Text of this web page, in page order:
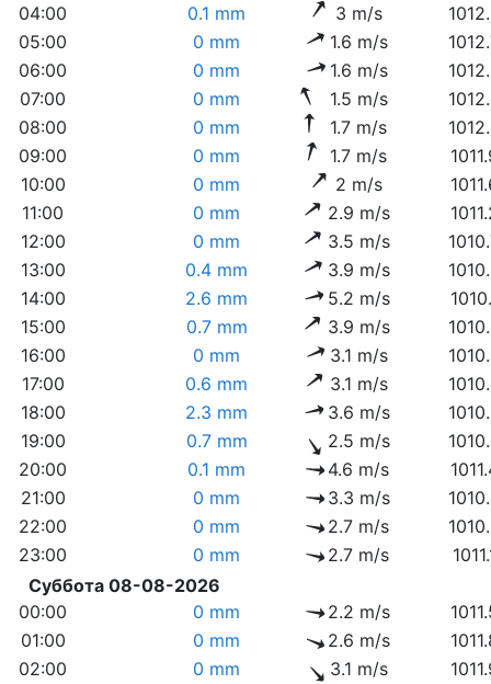
04:00
0.1 mm 3 m/s
05:00
0 mm 1.6 m/s
06:00
0 mm 1.6 m/s
07:00
0 mm 1.5 m/s
08:00
0 mm 1.7 m/s
09:00
0 mm 1.7 m/s
10:00
0 mm 2 m/s
11:00
0 mm 2.9 m/s
12:00
0 mm 3.5 m/s
13:00
0.4 mm 3.9 m/s
14:00
2.6 mm 5.2 m/s
15:00
0.7 mm 3.9 m/s
16:00
0 mm 3.1 m/s
17:00
0.6 mm 3.1 m/s
18:00
2.3 mm 3.6 m/s
19:00
0.7 mm 2.5 m/s
20:00
0.1 mm 4.6 m/s
21:00
0 mm 3.3 m/s
22:00
0 mm 2.7 m/s
23:00
0 mm 2.7 m/s
Суббота 08-08-2026
00:00
0 mm 2.2 m/s
01:00
0 mm 2.6 m/s
02:00
0 mm 3.1 m/s